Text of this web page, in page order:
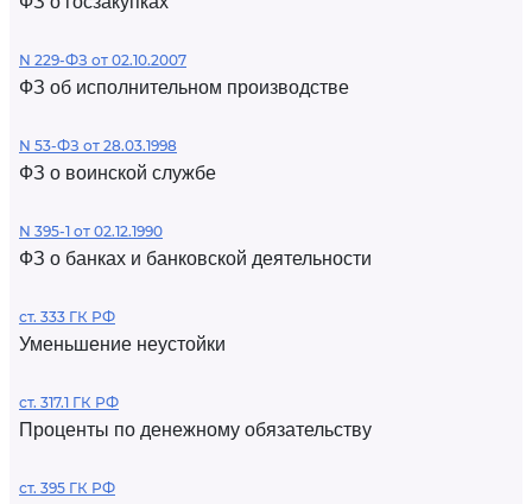
N 229-ФЗ от 02.10.2007
ФЗ об исполнительном производстве
N 53-ФЗ от 28.03.1998
ФЗ о воинской службе
N 395-1 от 02.12.1990
ФЗ о банках и банковской деятельности
ст. 333 ГК РФ
Уменьшение неустойки
ст. 317.1 ГК РФ
Проценты по денежному обязательству
ст. 395 ГК РФ